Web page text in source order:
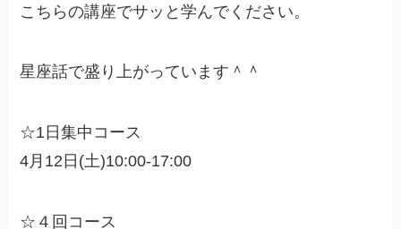
こちらの講座でサッと学んでください。
星座話で盛り上がっています＾＾
☆1日集中コース
4月12日(土)10:00-17:00
☆４回コース